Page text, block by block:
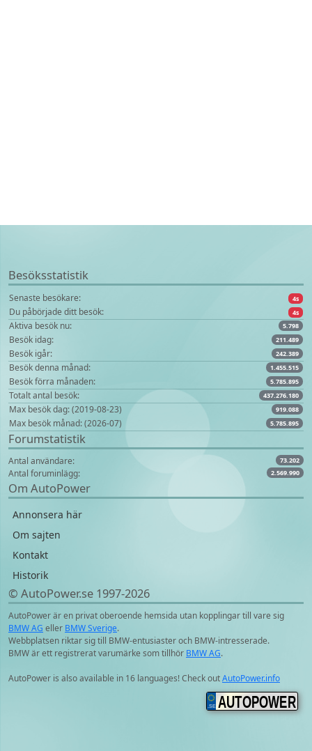
Besöksstatistik
Senaste besökare: 4s
Du påbörjade ditt besök: 4s
Aktiva besök nu: 5.798
Besök idag: 211.489
Besök igår: 242.389
Besök denna månad: 1.455.515
Besök förra månaden: 5.785.895
Totalt antal besök: 437.276.180
Max besök dag: (2019-08-23) 919.088
Max besök månad: (2026-07) 5.785.895
Forumstatistik
Antal användare: 73.202
Antal foruminlägg: 2.569.990
Om AutoPower
Annonsera här
Om sajten
Kontakt
Historik
© AutoPower.se 1997‑2026
AutoPower är en privat oberoende hemsida utan kopplingar till vare sig
BMW AG eller BMW Sverige.
Webbplatsen riktar sig till BMW-entusiaster och BMW-intresserade.
BMW är ett registrerat varumärke som tillhör BMW AG.
AutoPower is also available in 16 languages! Check outAutoPower.info
AUTOPOWER